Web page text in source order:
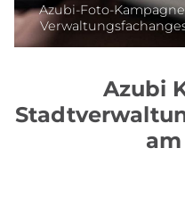
Azubi-Foto-
Azubi